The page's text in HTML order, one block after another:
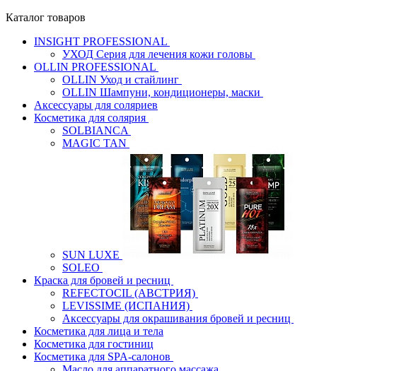
Каталог товаров
INSIGHT PROFESSIONAL
УХОД Серия для лечения кожи головы
OLLIN PROFESSIONAL
OLLIN Уход и стайлинг
OLLIN Шампуни, кондиционеры, маски
Аксессуары для соляриев
Косметика для солярия
SOLBIANCA
MAGIC TAN
SUN LUXE
SOLEO
Краска для бровей и ресниц
REFECTOCIL (АВСТРИЯ)
LEVISSIME (ИСПАНИЯ)
Аксессуары для окрашивания бровей и ресниц
Косметика для лица и тела
Косметика для гостиниц
Косметика для SPA-салонов